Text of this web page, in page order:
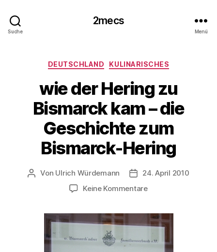
Suche
2mecs
Menü
Kategorien
DEUTSCHLAND KULINARISCHES
wie der Hering zu
Bismarck kam – die
Geschichte zum
Bismarck-Hering
Beitragsautor
Von Ulrich Würdemann Beitragsdatum
24. April 2010
Keine Kommentarezu
Hering
Bismarck